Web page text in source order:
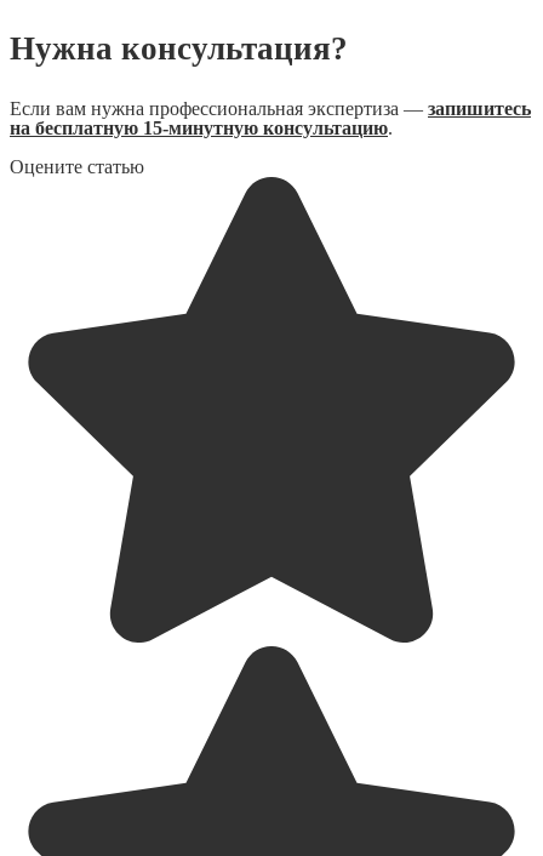
Нужна консультация?
Если вам нужна профессиональная экспертиза — запишитесь
на бесплатную 15-минутную консультацию.
Оцените статью